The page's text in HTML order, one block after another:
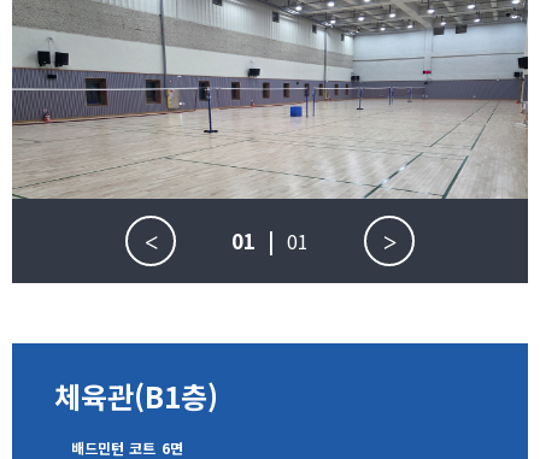
< >
01 | 01
체육관(B1층)
배드민턴 코트 6면